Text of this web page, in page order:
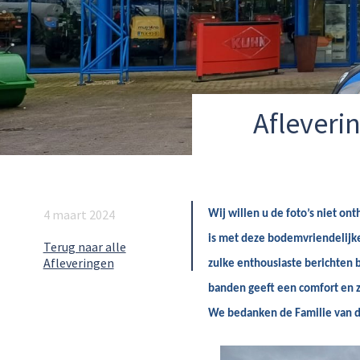
4 maart 2024
Terug naar alle
Afleveringen
Wij willen u de foto’s niet
is met deze
zulke enthousiaste berichten
banden geeft een comfort en
We bedanken de Familie van